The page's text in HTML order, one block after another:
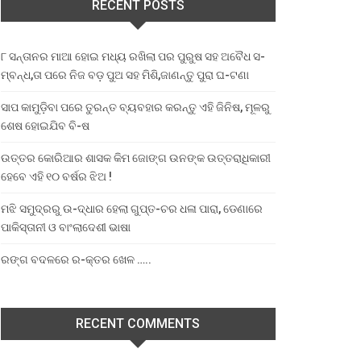
RECENT POSTS
୮ ସନ୍ତାନର ମାଆ ହୋଇ ମଧ୍ୟ ରଖିଲା ପର ପୁରୁଷ ସହ ଅବୈଧ ସ-
ମ୍ବନ୍ଧ,ତା ପରେ ନିଜ ବଡ଼ ପୁଅ ସହ ମିଶି,ଜାଣନ୍ତୁ ପୁରା ଘ-ଟଣା
ସାପ କାମୁଡ଼ିବା ପରେ ତୁରନ୍ତ ବ୍ୟବହାର କରନ୍ତୁ ଏହି ଜିନିଷ, ମୂଳରୁ
ଶେଷ ହୋଇଯିବ ବି-ଷ
ଉତ୍ତର କୋରିଆର ଶାସକ କିମ ଜୋଙ୍ଗ ଉନଙ୍କ ଉତ୍ତରାଧିକାରୀ
ହେବେ ଏହି ୧୦ ବର୍ଷର ଝିଅ !
ମଝି ସମୁଦ୍ରରୁ ଉ-ଦ୍ଧାର ହେଲା ଗୁପ୍ତ-ଚର ଧଳା ପାରା, ଡେଣାରେ
ପାକିସ୍ତାନୀ ଓ ବାଂଲାଦେଶୀ ଭାଷା
ରଙ୍ଗ ବଦଳରେ ର-କ୍ତର ଖେଳ …..
RECENT COMMENTS